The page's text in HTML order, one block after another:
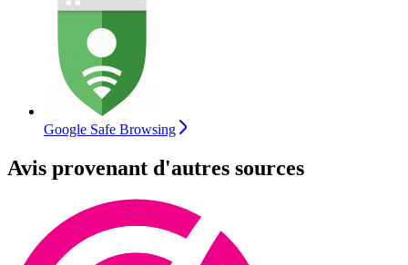
Google Safe Browsing
Avis provenant d'autres sources